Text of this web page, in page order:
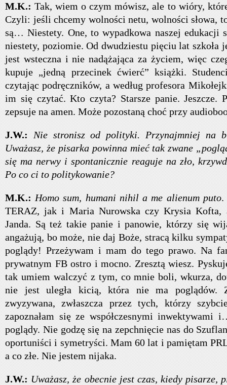
M.K.:Tak, wiem o czym mówisz, ale to wióry,
Czyli: jeśli chcemy wolności netu, wolności słowa,
są… Niestety. One, to wypadkowa naszej edukacji
niestety, poziomie. Od dwudziestu pięciu lat szkoła
jest wsteczna i nie nadążająca za życiem, więc
kupuje „jedną przecinek ćwierć” książki.
czytając podręczników, a według profesora
im się czytać. Kto czyta? Starsze panie.
zepsuje na amen. Może pozostaną choć przy
J.W.:
Nie stronisz od polityki. Przynajmniej na
Uważasz, że pisarka powinna mieć tak zwane
się ma nerwy i spontanicznie reaguje na zło,
Po co ci to politykowanie?
M.K.: Homo sum, humani nihil a me alienum puto.
TERAZ, jak i Maria Nurowska czy Krysia Kofta,
Janda. Są też takie panie i panowie, którzy się
angażują, bo może, nie daj Boże, stracą kilku
poglądy! Przeżywam i mam do tego prawo. Na
prywatnym FB ostro i mocno. Zresztą wiesz.
tak umiem walczyć z tym, co mnie boli, wkurza,
nie jest uległa kicią, która nie ma poglądów.
zwyzywana, zwłaszcza przez tych, którzy
zapoznałam się ze współczesnymi inwektywami
poglądy. Nie godzę się na zepchnięcie nas do
oportuniści i symetryści. Mam 60 lat i pamiętam
a co złe. Nie jestem nijaka.
J.W.: Uważasz, że obecnie jest czas, kiedy